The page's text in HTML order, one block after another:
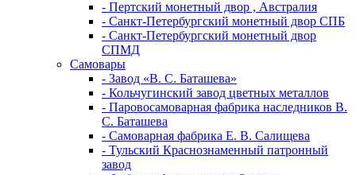
- Пертский монетный двор , Австралия
- Санкт-Петербургский монетный двор СПБ
- Санкт-Петербургский монетный двор
СПМД
Самовары
- Завод «В. С. Баташева»
- Кольчугинский завод цветных металлов
- Паровосамоварная фабрика наследников В.
С. Баташева
- Самоварная фабрика Е. В. Салищева
- Тульский Краснознаменный патронный
завод